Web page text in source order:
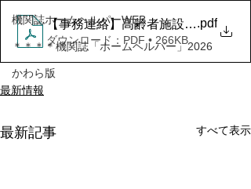
機関誌ホームヘルパーWEB
＊＊＊＊機関誌「ホームヘルパー」2026
かわら版
【事務連絡】高齢者施設等におけ
.pdf
ダウンロード：PDF • 266KB
最新情報
最新記事 すべて表示